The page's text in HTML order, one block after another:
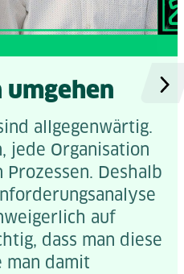
umgehen
allgegenwärtig.
jede Organisation
Deshalb
auf
dass man diese
man damit